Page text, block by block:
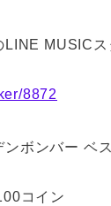
LINE MUSIC
8872
ボンバー ベ
コイン